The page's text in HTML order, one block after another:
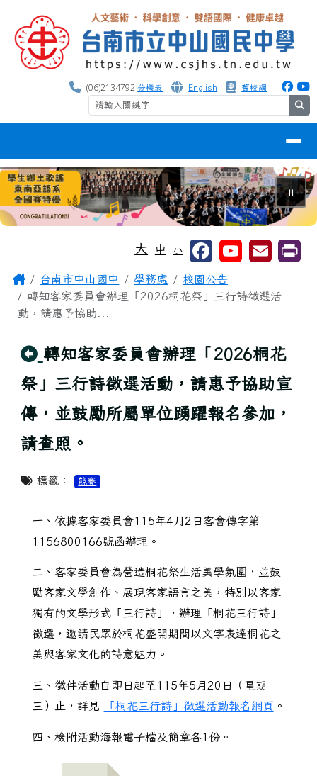
台南市中山國中
(06)2134792分機表 English 舊校網
⏸
大 中 小
主內容區域
Home台南市中山國中 學務處
校園公告
轉知客家委員會辦理「2026桐花祭」三行詩徵選活
動，請惠予協助...
回上頁
轉知客家委員會辦理「2026桐花
祭」三行詩徵選活動，請惠予協助宣
傳，並鼓勵所屬單位踴躍報名參加，
請查照。
標籤： 競賽
一、依據客家委員會115年4月2日客會傳字第
1156800166號函辦理。
二、客家委員會為營造桐花祭生活美學氛圍，並鼓
勵客家文學創作、展現客家語言之美，特別以客家
獨有的文學形式「三行詩」，辦理「桐花三行詩」
徵選，邀請民眾於桐花盛開期間以文字表達桐花之
美與客家文化的詩意魅力。
三、徵件活動自即日起至115年5月20日（星期
三）止，詳見
「桐花三行詩」徵選活動報名網頁 。
四、檢附活動海報電子檔及簡章各1份。
頁尾區域